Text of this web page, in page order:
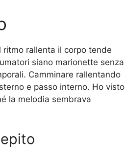
ritmo rallenta il corpo tende
siano marionette senza
Camminare rallentando
e passo interno. Ho visto
la melodia sembrava